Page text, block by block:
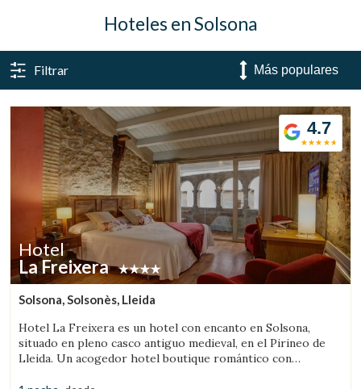
Hoteles en Solsona
Filtrar
4.7
Hotel
La Freixera
Solsona, Solsonès, Lleida
Hotel La Freixera es un hotel con encanto en Solsona,
situado en pleno casco antiguo medieval, en el Pirineo de
Lleida. Un acogedor hotel boutique romántico con